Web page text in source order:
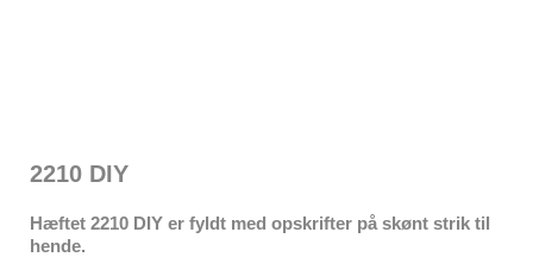
2210 DIY
Hæftet 2210 DIY er fyldt med opskrifter på skønt strik til
hende.